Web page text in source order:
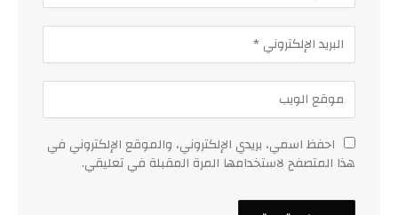
احفظ اسمي، بريدي الإلكتروني، والموقع الإلكتروني في
هذا المتصفح لاستخدامها المرة المقبلة في تعليقي.